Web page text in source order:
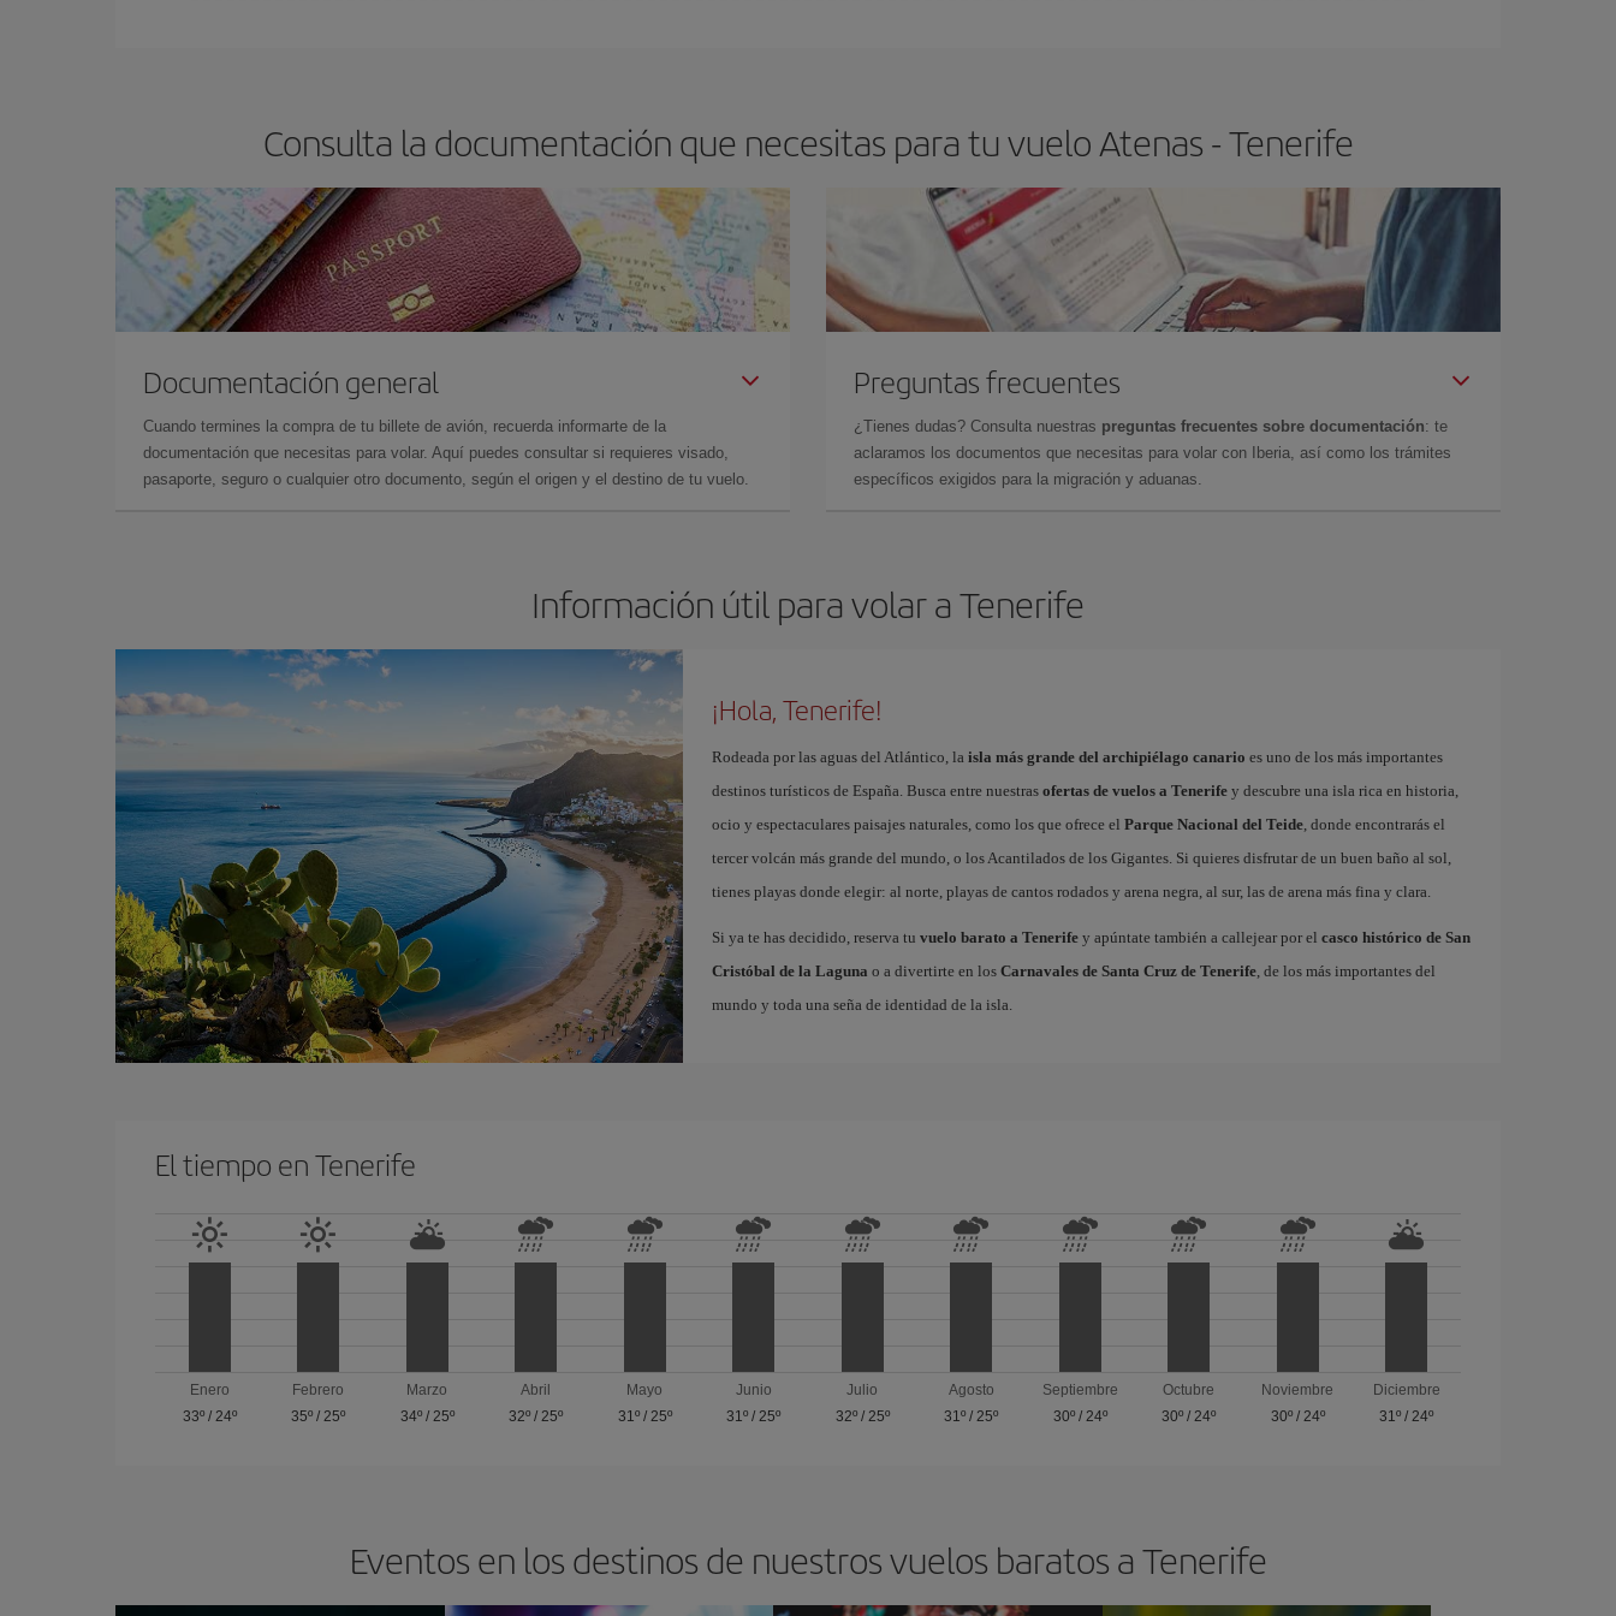
Consulta la documentación que necesitas para tu vuelo Atenas - Tenerife
Documentación general
Cuando termines la compra de tu billete de avión, recuerda informarte de la
documentación que necesitas para volar. Aquí puedes consultar si requieres visado,
pasaporte, seguro o cualquier otro documento, según el origen y el destino de tu vuelo.
Preguntas frecuentes
¿Tienes dudas? Consulta nuestras preguntas frecuentes sobre documentación: te
aclaramos los documentos que necesitas para volar con Iberia, así como los trámites
específicos exigidos para la migración y aduanas.
Información útil para volar a Tenerife
¡Hola, Tenerife!
Rodeada por las aguas del Atlántico, la isla más grande del archipiélago canario es uno de los más importantes
destinos turísticos de España. Busca entre nuestras ofertas de vuelos a Tenerifey descubre una isla rica en historia,
ocio y espectaculares paisajes naturales, como los que ofrece el Parque Nacional del Teide, donde encontrarás el
tercer volcán más grande del mundo, o los Acantilados de los Gigantes. Si quieres disfrutar de un buen baño al sol,
tienes playas donde elegir: al norte, playas de cantos rodados y arena negra, al sur, las de arena más fina y clara.
Si ya te has decidido, reserva tu vuelo barato a Tenerifey apúntate también a callejear por el casco histórico de San
Cristóbal de la Laguna o a divertirte en los Carnavales de Santa Cruz de Tenerife, de los más importantes del
mundo y toda una seña de identidad de la isla.
El tiempo en Tenerife
Enero
33º/ 24º
Febrero
35º /25º
Marzo
34º/ 25º
Abril
32º /25º
Mayo
31º/ 25º
Junio
31º /25º
Julio
32º/ 25º
Agosto
31º /25º
Septiembre
30º/ 24º
Octubre
30º /24º
Noviembre
30º/ 24º
Diciembre
31º /24º
Eventos en los destinos de nuestros vuelos baratos a Tenerife